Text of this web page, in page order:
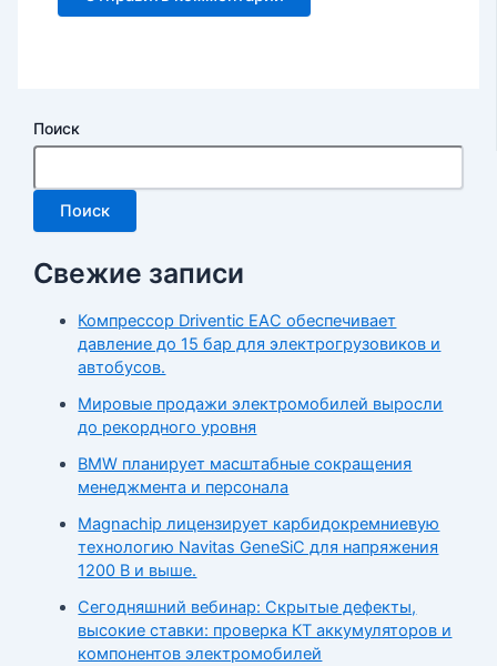
Поиск
Поиск
Свежие записи
Компрессор Driventic EAC обеспечивает
давление до 15 бар для электрогрузовиков и
автобусов.
Мировые продажи электромобилей выросли
до рекордного уровня
BMW планирует масштабные сокращения
менеджмента и персонала
Magnachip лицензирует карбидокремниевую
технологию Navitas GeneSiC для напряжения
1200 В и выше.
Сегодняшний вебинар: Скрытые дефекты,
высокие ставки: проверка КТ аккумуляторов и
компонентов электромобилей